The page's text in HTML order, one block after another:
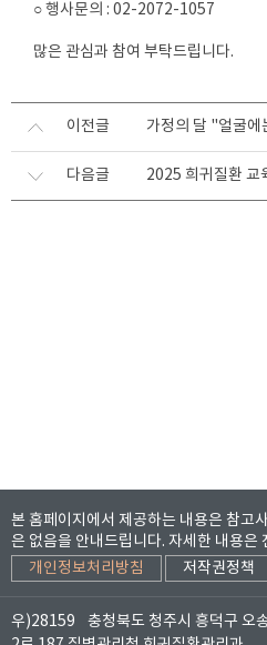
○ 행사문의 : 02-2072-1057
많은 관심과 참여 부탁드립니다.
이전글
다음글
본 홈페이지에서 제공하는 내용은 참고
은 없음을 안내드립니다. 자세한 내용은
개인정보처리방침
저작권정책
우)28159
충청북도 청주시 흥덕구 오